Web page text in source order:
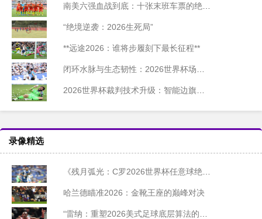
南美六强血战到底：十张末班车票的绝命冲刺
“绝境逆袭：2026生死局”
**远途2026：谁将步履刻下最长征程**
闭环水脉与生态韧性：2026世界杯场馆雨水循环系统的绿色重构
2026世界杯裁判技术升级：智能边旗角度传感系统的工程化落地方案
录像精选
《残月弧光：C罗2026世界杯任意球绝杀封神记》
哈兰德瞄准2026：金靴王座的巅峰对决
“雷纳：重塑2026美式足球底层算法的静默革命”